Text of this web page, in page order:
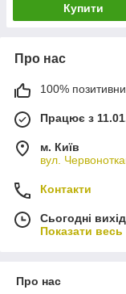
Купити
Про нас
100%
Працює з
м. Київ
вул.
Контакти
Сьогодні
Показати
Про нас